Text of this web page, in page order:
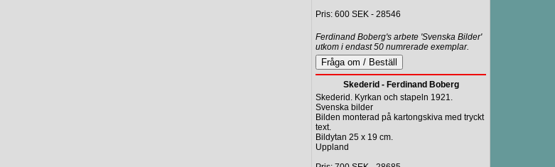
Pris: 600 SEK - 28546
Ferdinand Boberg's arbete 'Svenska Bilder'
utkom i endast 50 numrerade exemplar.
Skederid - Ferdinand Boberg
Skederid. Kyrkan och stapeln 1921.
Svenska bilder
Bilden monterad på kartongskiva med tryckt
text.
Bildytan 25 x 19 cm.
Uppland